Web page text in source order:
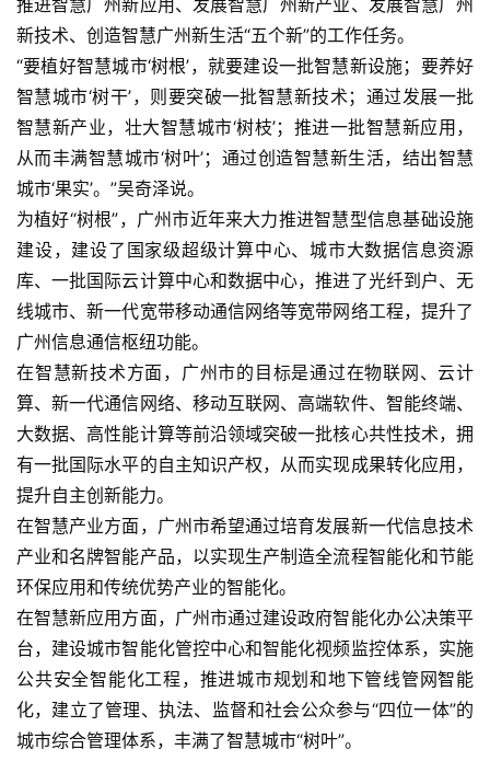
推进智慧广州新应用、发展智慧广州新产业、发展智慧广州
新技术、创造智慧广州新生活“五个新”的工作任务。
“要植好智慧城市‘树根’，就要建设一批智慧新设施；要养好
智慧城市‘树干’，则要突破一批智慧新技术；通过发展一批
智慧新产业，壮大智慧城市‘树枝’；推进一批智慧新应用，
从而丰满智慧城市‘树叶’；通过创造智慧新生活，结出智慧
城市‘果实’。”吴奇泽说。
为植好“树根”，广州市近年来大力推进智慧型信息基础设施
建设，建设了国家级超级计算中心、城市大数据信息资源
库、一批国际云计算中心和数据中心，推进了光纤到户、无
线城市、新一代宽带移动通信网络等宽带网络工程，提升了
广州信息通信枢纽功能。
在智慧新技术方面，广州市的目标是通过在物联网、云计
算、新一代通信网络、移动互联网、高端软件、智能终端、
大数据、高性能计算等前沿领域突破一批核心共性技术，拥
有一批国际水平的自主知识产权，从而实现成果转化应用，
提升自主创新能力。
在智慧产业方面，广州市希望通过培育发展新一代信息技术
产业和名牌智能产品，以实现生产制造全流程智能化和节能
环保应用和传统优势产业的智能化。
在智慧新应用方面，广州市通过建设政府智能化办公决策平
台，建设城市智能化管控中心和智能化视频监控体系，实施
公共安全智能化工程，推进城市规划和地下管线管网智能
化，建立了管理、执法、监督和社会公众参与“四位一体”的
城市综合管理体系，丰满了智慧城市“树叶”。